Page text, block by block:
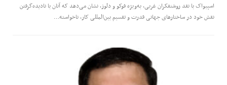
اسپیواک با نقد روشنفکران غربی، به‌ویژه فوکو و دلوز، نشان می‌دهد که آنان با نادیده‌گرفتن
نقش خود در ساختارهای جهانی قدرت و تقسیم بین‌المللی کار، ناخواسته…